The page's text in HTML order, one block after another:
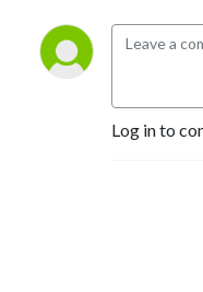
Log in to